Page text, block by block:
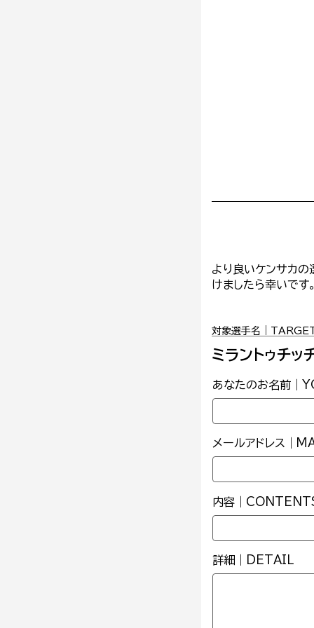
より良いケンサカ
けましたら幸いです。
対象選手名｜
ミラントゥチッ
あなたのお名前｜
メールアドレス｜
内容｜
詳細｜DETAIL